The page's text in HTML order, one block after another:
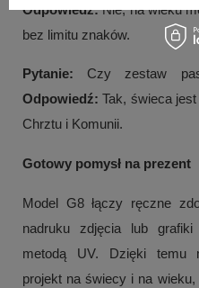
Odpowiedź:Nie, na wieku
bez limitu znaków.
Pytanie: Czy zestaw
Odpowiedź: Tak, świeca
Chrztu i Komunii.
Gotowy pomysł na prezent
Model G8 łączy ręczne
nadruku zdjęcia lub
metodą UV. Dzięki temu
projekt na świecy i na